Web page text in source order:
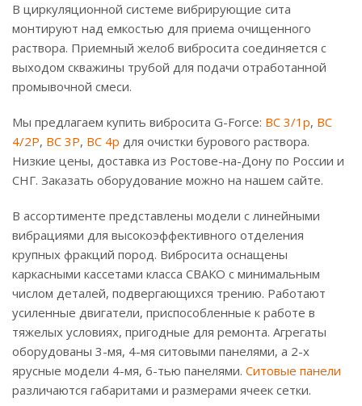
В циркуляционной системе вибрирующие сита
монтируют над емкостью для приема очищенного
раствора. Приемный желоб вибросита соединяется с
выходом скважины трубой для подачи отработанной
промывочной смеси.
Мы предлагаем купить вибросита G-Force: ВС 3/1р, ВС
4/2Р, ВС 3Р, ВС 4р для очистки бурового раствора.
Низкие цены, доставка из Ростове-на-Дону по России и
СНГ. Заказать оборудование можно на нашем сайте.
В ассортименте представлены модели с линейными
вибрациями для высокоэффективного отделения
крупных фракций пород. Вибросита оснащены
каркасными кассетами класса СВАКО с минимальным
числом деталей, подвергающихся трению. Работают
усиленные двигатели, приспособленные к работе в
тяжелых условиях, пригодные для ремонта. Агрегаты
оборудованы 3-мя, 4-мя ситовыми панелями, а 2-х
ярусные модели 4-мя, 6-тью панелями. Ситовые панели
различаются габаритами и размерами ячеек сетки.